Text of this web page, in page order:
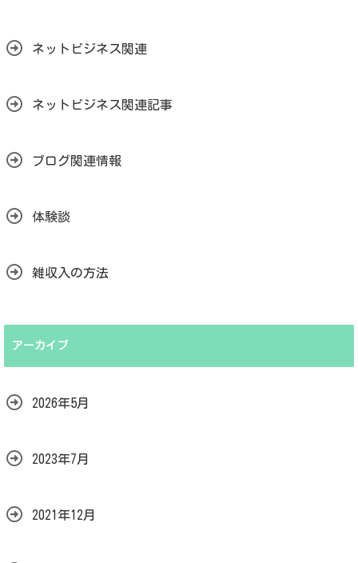
ネットビジネス関連
ネットビジネス関連記事
ブログ関連情報
体験談
雑収入の方法
アーカイブ
2026年5月
2023年7月
2021年12月